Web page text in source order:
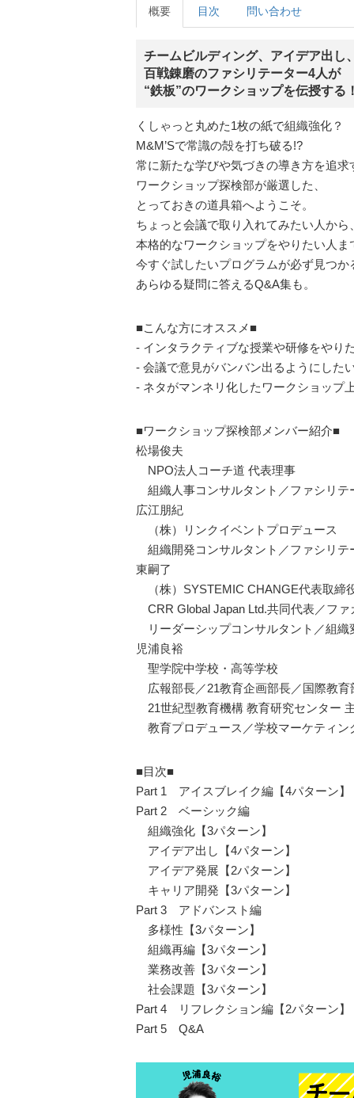
概要 目次 問い合わせ
チームビルディング、アイデア出し
百戦錬磨のファシリテーター4人が
“鉄板”のワークショップを伝授する！
くしゃっと丸めた1枚の紙で組織強化？
M&M’Sで常識の殻を打ち破る!?
常に新たな学びや気づきの導き方を追求
ワークショップ探検部が厳選した、
とっておきの道具箱へようこそ。
ちょっと会議で取り入れてみたい人から、
本格的なワークショップをやりたい人ま
今すぐ試したいプログラムが必ず見つか
あらゆる疑問に答えるQ&A集も。
■こんな方にオススメ■
- インタラクティブな授業や研修をやり
- 会議で意見がバンバン出るようにした
- ネタがマンネリ化したワークショップ
■ワークショップ探検部メンバー紹介■
松場俊夫
NPO法人コーチ道 代表理事
組織人事コンサルタント／ファシリテ
広江朋紀
（株）リンクイベントプロデュース
組織開発コンサルタント／ファシリテ
東嗣了
（株）SYSTEMIC CHANGE代表取締
CRR Global Japan Ltd.共同代表／ファ
リーダーシップコンサルタント／組織
児浦良裕
聖学院中学校・高等学校
広報部長／21教育企画部長／国際教育
21世紀型教育機構 教育研究センター
教育プロデュース／学校マーケティン
■目次■
Part 1 アイスブレイク編【4パターン】
Part 2 ベーシック編
組織強化【3パターン】
アイデア出し【4パターン】
アイデア発展【2パターン】
キャリア開発【3パターン】
Part 3 アドバンスト編
多様性【3パターン】
組織再編【3パターン】
業務改善【3パターン】
社会課題【3パターン】
Part 4 リフレクション編【2パターン】
Part 5 Q&A